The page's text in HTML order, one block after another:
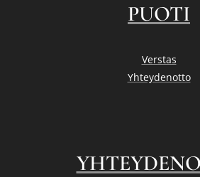
PUOTI
Verstas
Yhteydenotto